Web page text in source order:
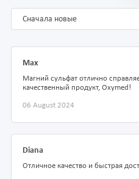
Сначала новые
Max
Магний сульфат отлично
качественный продукт, Oxymed!
06 August 2024
Diana
Отличное качество и быстрая